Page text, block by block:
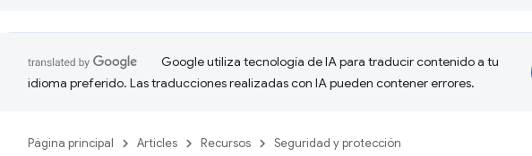
Google utiliza tecnología de IA para traducir contenido a tu
idioma preferido. Las traducciones realizadas con IA pueden contener errores.
Página principal Articles Recursos Seguridad y protección